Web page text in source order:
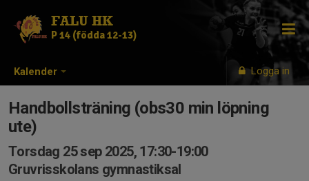
Kalender Logga in
FALU HK
P 14 (födda 12-13)
Handbollsträning (obs30 min löpning
ute)
Torsdag 25 sep 2025, 17:30-19:00
Gruvrisskolans gymnastiksal